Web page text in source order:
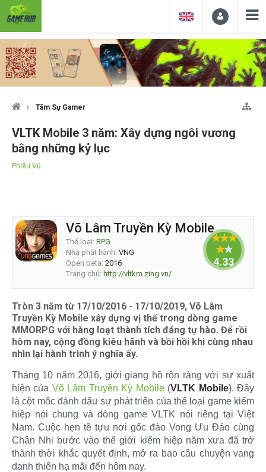
Tâm Sự Gamer
VLTK Mobile 3 năm: Xây dựng ngôi vương
bằng những kỷ lục
Phiêu Vũ
Võ Lâm Truyền Kỳ Mobile
Thể loại: RPG
Nhà phát hành: VNG
Open beta: 2016
Trang chủ: http://vltkm.zing.vn/
4.33333
Tròn 3 năm từ 17/10/2016 - 17/10/2019, Võ Lâm
Truyền Kỳ Mobile xây dựng vị thế trong dòng game
MMORPG với hàng loạt thành tích đáng tự hào. Để rồi
hôm nay, cộng đồng kiêu hãnh và bồi hồi khi cùng nhau
nhìn lại hành trình ý nghĩa ấy.
Tháng 10 năm 2016, giới giang hồ rộn ràng với sự xuất
hiện của Võ Lâm Truyền Kỳ Mobile(VLTK Mobile). Đây
là cột mốc đánh dấu sự phát triển của thể loại game kiếm
hiệp nói chung và dòng game VLTK nói riêng tại Việt
Nam. Cuộc hẹn tề tựu nơi gốc đào Vong Ưu Đảo cùng
Chân Nhi bước vào thế giới kiếm hiệp năm xưa đã trở
thành thời khắc quyết định, mở ra bao câu chuyện vang
danh thiên hạ mãi đến hôm nay.